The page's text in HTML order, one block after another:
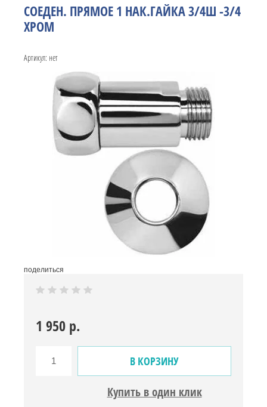
СОЕДЕН. ПРЯМОЕ 1 НАК.ГАЙКА 3/4Ш -3/4
ХРОМ
Артикул: нет
поделиться
1 950 р.
В КОРЗИНУ
Купить в один клик